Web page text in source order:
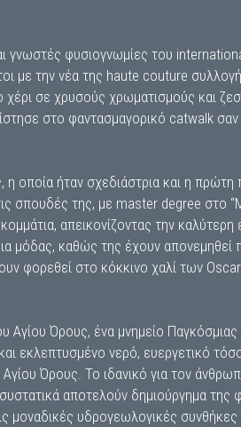
φυσιογνωμίες του
με την νέα της haute couture
σε χρυσούς χρωματισμούς και
στο φαντασμαγορικό catwalk
η οποία ήταν σχεδιάστρια και η
σπουδές της, με master degree στο
απεικονίζοντας την καλύτερη
μόδας, καθώς της έχουν
φορεθεί στο κόκκινο χαλί των
Αγίου Όρους, ένα μνημείο Παγκόσμιας
εκλεπτυσμένο νερό, ευεργετικό
Όρους. Το ιδανικό για τον
αποτελούν δημιούργημα της
μοναδικές υδρογεωλογικές συνθήκες